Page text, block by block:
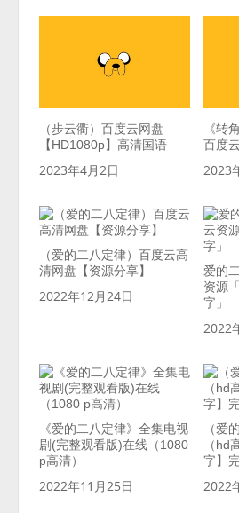
（步云衢）百度云网盘
【HD1080p】高清国语
2023年4月2日
《转
百度
2023
（爱的二八定律）百度云高
清网盘【资源分享】
2022年12月24日
爱的
资源
字」
2022
《爱的二八定律》全集电视
剧(完整观看版)在线（1080
p高清）
2022年11月25日
（爱
（hd
字】
2022